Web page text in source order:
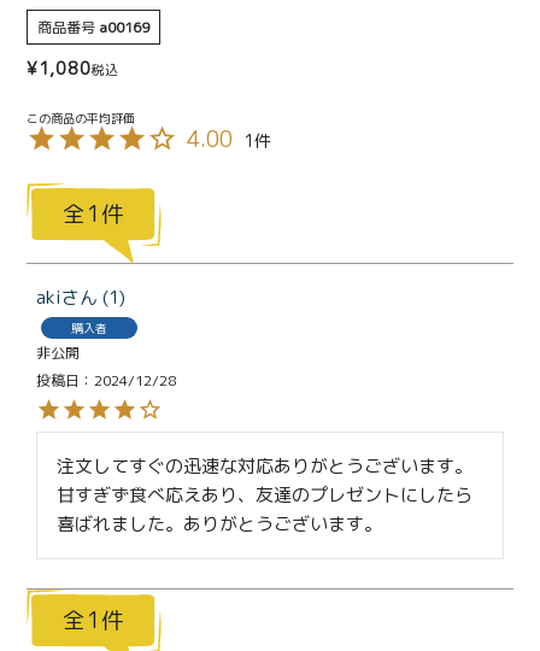
プライバシーポリシー
特定商取引法に基づく表記
商品番号 a00169
¥1,080税込
4.00 1
1
aki 1
購入者
非公開
投稿日
2024/12/28
注文してすぐの迅速な対応ありがとうございます。
甘すぎず食べ応えあり、友達のプレゼントにしたら
喜ばれました。ありがとうございます。
1